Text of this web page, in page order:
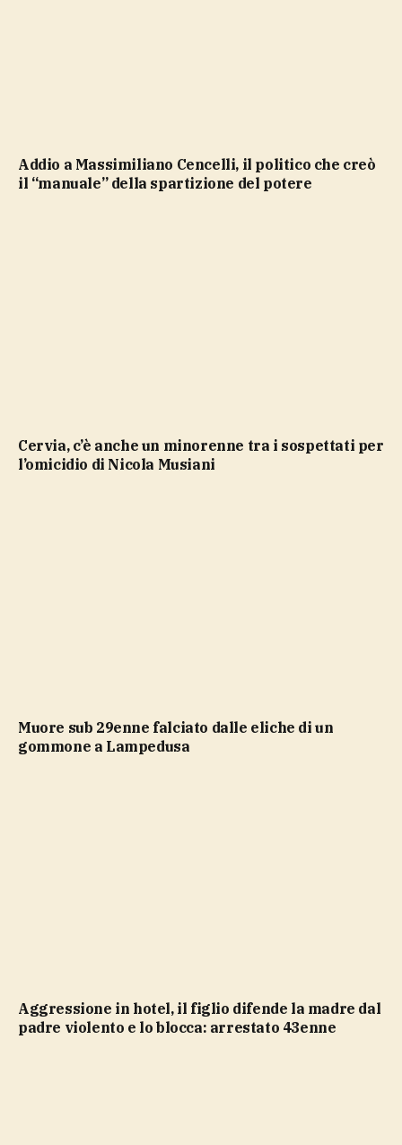
Addio a Massimiliano Cencelli, il politico che creò
il “manuale” della spartizione del potere
Cervia, c’è anche un minorenne tra i sospettati per
l’omicidio di Nicola Musiani
Muore sub 29enne falciato dalle eliche di un
gommone a Lampedusa
Aggressione in hotel, il figlio difende la madre dal
padre violento e lo blocca: arrestato 43enne